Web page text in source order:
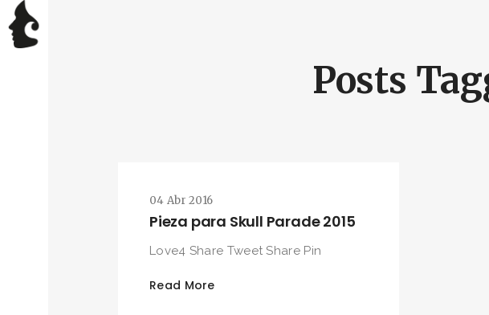
Posts
04 Abr 2016
Pieza para Skull Parade 2015
Love4 Share Tweet Share Pin
Read More